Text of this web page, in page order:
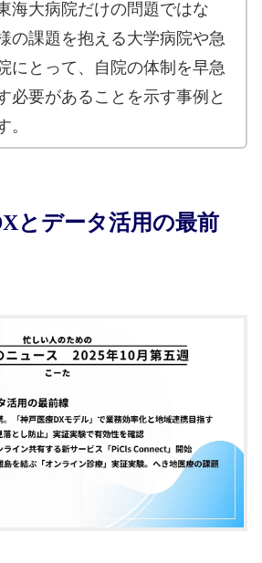
海大病院だけの問題ではな
の課題を抱える大学病院や急
にとって、自院の体制を早急
必要があることを示す事例と
。
とデータ活用の最前